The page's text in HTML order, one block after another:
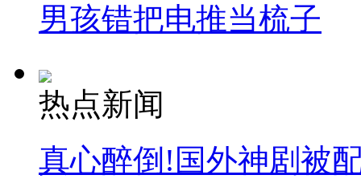
男孩错把电推当梳子
热点新闻
真心醉倒!国外神剧被